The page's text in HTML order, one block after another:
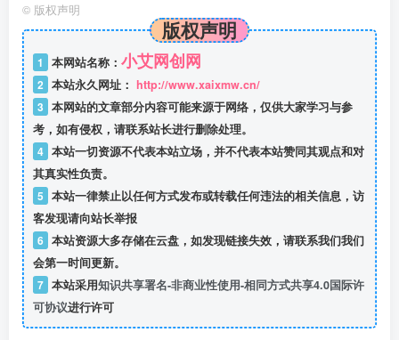
© 版权声明
版权声明
1 本网站名称： 小艾网创网
2 本站永久网址： http://www.xaixmw.cn/
3 本网站的文章部分内容可能来源于网络，仅供大家学习与参
考，如有侵权，请联系站长进行删除处理。
4 本站一切资源不代表本站立场，并不代表本站赞同其观点和对
其真实性负责。
5 本站一律禁止以任何方式发布或转载任何违法的相关信息，访
客发现请向站长举报
6 本站资源大多存储在云盘，如发现链接失效，请联系我们我们
会第一时间更新。
7 本站采用知识共享署名-非商业性使用-相同方式共享4.0国际许
可协议进行许可